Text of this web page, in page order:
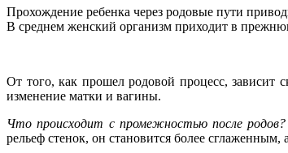
Прохождение ребенка через родовые пути
В среднем женский организм приходит в
От того, как прошел родовой процесс, зависит
изменение матки и вагины.
Что происходит с промежностью после родов?
рельеф стенок, он становится более сглаженным,